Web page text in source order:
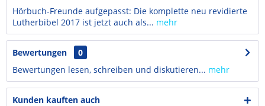
Hörbuch-Freunde aufgepasst: Die komplette neu revidierte
Lutherbibel 2017 ist jetzt auch als... mehr
Bewertungen
0
Bewertungen lesen, schreiben und diskutieren... mehr
Kunden kauften auch